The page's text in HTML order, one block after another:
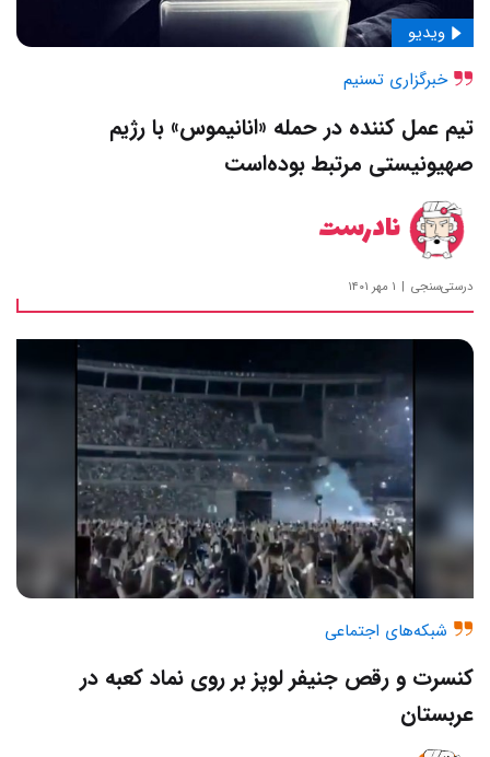
خبرگزاری تسنيم
ویدیو
تیم عمل کننده در حمله «انانیموس» با رژیم
صهیونیستی مرتبط بوده‌است
نادرست
درستی‌سنجی ۱ مهر ۱۴۰۱
شبکه‌های اجتماعی
کنسرت و رقص جنیفر لوپز بر روی نماد کعبه در
عربستان